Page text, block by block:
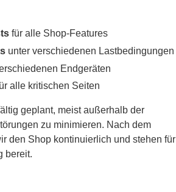
für alle Shop-Features
unter verschiedenen Lastbedingungen
Endgeräten
alle kritischen Seiten
geplant, meist außerhalb der
zu minimieren. Nach dem
den Shop kontinuierlich und stehen für
bereit.